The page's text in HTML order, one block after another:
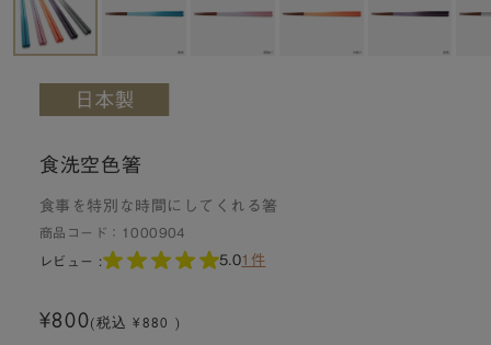
食洗空色箸
食事を特別な時間にしてくれる箸
商品コード： 1000904
レビュー : 5.01件
¥800(税込 ¥880 )